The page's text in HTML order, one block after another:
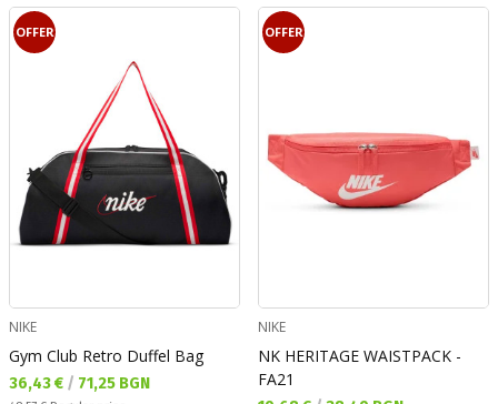
OFFER
NIKE
Gym Club Retro Duffel Bag
Текуща цена:
36,43 € / 71,25 BGN
OFFER
NIKE
NK HERITAGE WAISTPACK -
FA21